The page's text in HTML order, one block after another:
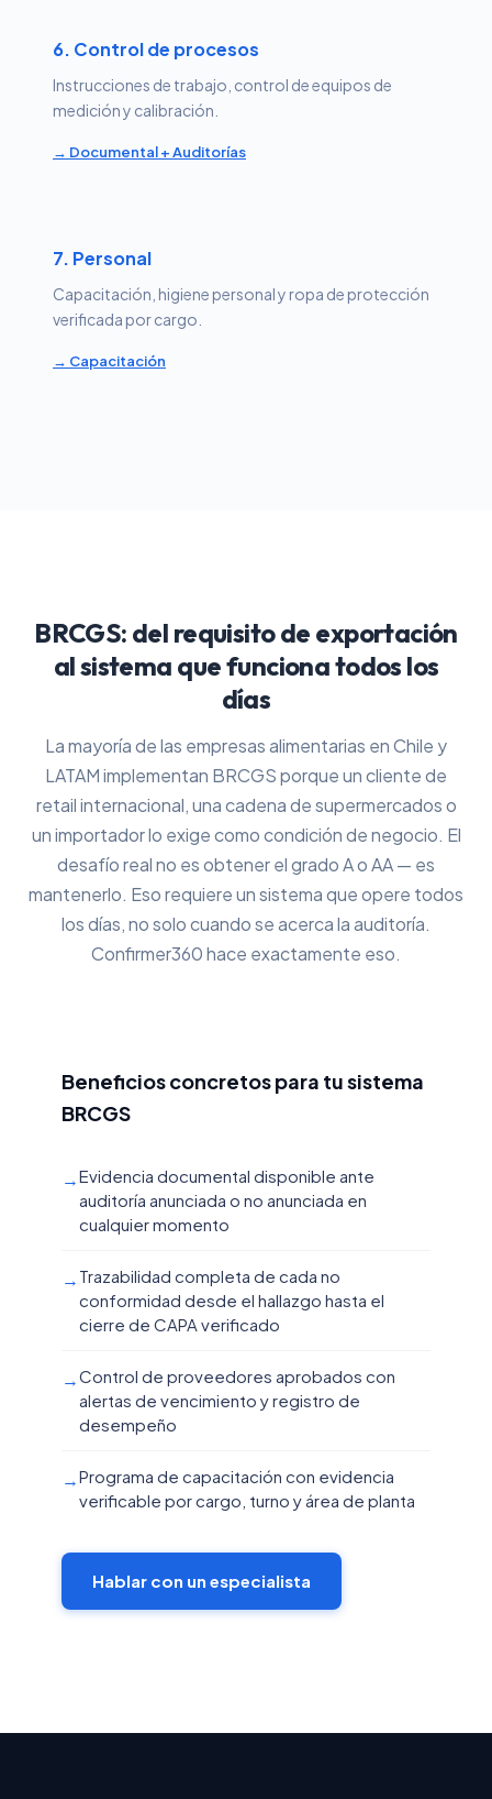
6. Control de procesos
Instrucciones de trabajo, control de equipos de
medición y calibración.
→ Documental + Auditorías
7. Personal
Capacitación, higiene personal y ropa de protección
verificada por cargo.
→ Capacitación
BRCGS: del requisito de exportación
al sistema que funciona todos los
días
La mayoría de las empresas alimentarias en Chile y
LATAM implementan BRCGS porque un cliente de
retail internacional, una cadena de supermercados o
un importador lo exige como condición de negocio. El
desafío real no es obtener el grado A o AA — es
mantenerlo. Eso requiere un sistema que opere todos
los días, no solo cuando se acerca la auditoría.
Confirmer360 hace exactamente eso.
Beneficios concretos para tu sistema
BRCGS
→Evidencia documental disponible ante
auditoría anunciada o no anunciada en
cualquier momento
→ Trazabilidad completa de cada no
conformidad desde el hallazgo hasta el
cierre de CAPA verificado
→Control de proveedores aprobados con
alertas de vencimiento y registro de
desempeño
→Programa de capacitación con evidencia
verificable por cargo, turno y área de planta
Hablar con un especialista